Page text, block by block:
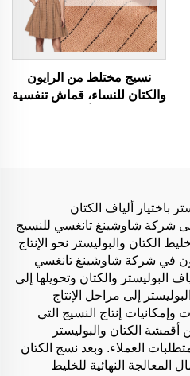
نسيج مختلط من الرايون
والكتان للنساء، قماش تنفسية
باختيار ألياف الكتان
شركة شاوشينغ تانغسي للنسيج
الكتان والبوليستر نحو الإنتاج
في شركة شاوشينغ تانغسي
البوليستر والكتان وتحويلها إلى
إلى مراحل الإنتاج
وإمكانيات إنتاج النسيج التي
أقمشة الكتان والبوليستر
العملاء. وبعد نسج الكتان
المعالجة النهائية للخليط